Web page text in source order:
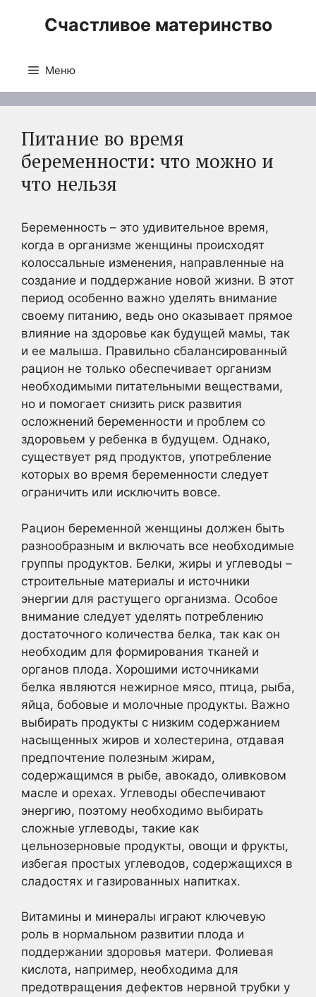
Счастливое материнство
Меню
Питание во время
беременности: что можно и
что нельзя
Беременность – это удивительное время,
когда в организме женщины происходят
колоссальные изменения, направленные на
создание и поддержание новой жизни. В этот
период особенно важно уделять внимание
своему питанию, ведь оно оказывает прямое
влияние на здоровье как будущей мамы, так
и ее малыша. Правильно сбалансированный
рацион не только обеспечивает организм
необходимыми питательными веществами,
но и помогает снизить риск развития
осложнений беременности и проблем со
здоровьем у ребенка в будущем. Однако,
существует ряд продуктов, употребление
которых во время беременности следует
ограничить или исключить вовсе.
Рацион беременной женщины должен быть
разнообразным и включать все необходимые
группы продуктов. Белки, жиры и углеводы –
строительные материалы и источники
энергии для растущего организма. Особое
внимание следует уделять потреблению
достаточного количества белка, так как он
необходим для формирования тканей и
органов плода. Хорошими источниками
белка являются нежирное мясо, птица, рыба,
яйца, бобовые и молочные продукты. Важно
выбирать продукты с низким содержанием
насыщенных жиров и холестерина, отдавая
предпочтение полезным жирам,
содержащимся в рыбе, авокадо, оливковом
масле и орехах. Углеводы обеспечивают
энергию, поэтому необходимо выбирать
сложные углеводы, такие как
цельнозерновые продукты, овощи и фрукты,
избегая простых углеводов, содержащихся в
сладостях и газированных напитках.
Витамины и минералы играют ключевую
роль в нормальном развитии плода и
поддержании здоровья матери. Фолиевая
кислота, например, необходима для
предотвращения дефектов нервной трубки у